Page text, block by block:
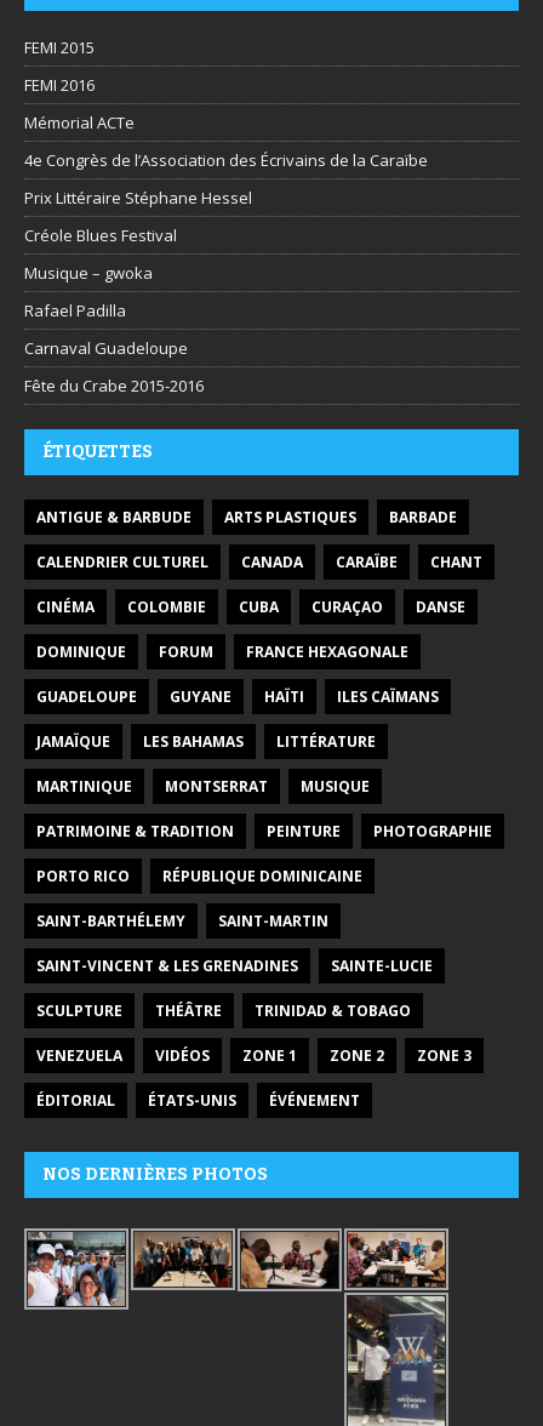
FEMI 2015
FEMI 2016
Mémorial ACTe
4e Congrès de l’Association des Écrivains de la Caraïbe
Prix Littéraire Stéphane Hessel
Créole Blues Festival
Musique – gwoka
Rafael Padilla
Carnaval Guadeloupe
Fête du Crabe 2015-2016
ÉTIQUETTES
ANTIGUE & BARBUDE ARTS PLASTIQUES BARBADE
CALENDRIER CULTUREL CANADA CARAÏBE CHANT
CINÉMA COLOMBIE CUBA CURAÇAO DANSE
DOMINIQUE FORUM FRANCE HEXAGONALE
GUADELOUPE GUYANE HAÏTI ILES CAÏMANS
JAMAÏQUE LES BAHAMAS LITTÉRATURE
MARTINIQUE MONTSERRAT MUSIQUE
PATRIMOINE & TRADITION PEINTURE PHOTOGRAPHIE
PORTO RICO RÉPUBLIQUE DOMINICAINE
SAINT-BARTHÉLEMY SAINT-MARTIN
SAINT-VINCENT & LES GRENADINES SAINTE-LUCIE
SCULPTURE THÉÂTRE TRINIDAD & TOBAGO
VENEZUELA VIDÉOS ZONE 1 ZONE 2 ZONE 3
ÉDITORIAL ÉTATS-UNIS ÉVÉNEMENT
NOS DERNIÈRES PHOTOS